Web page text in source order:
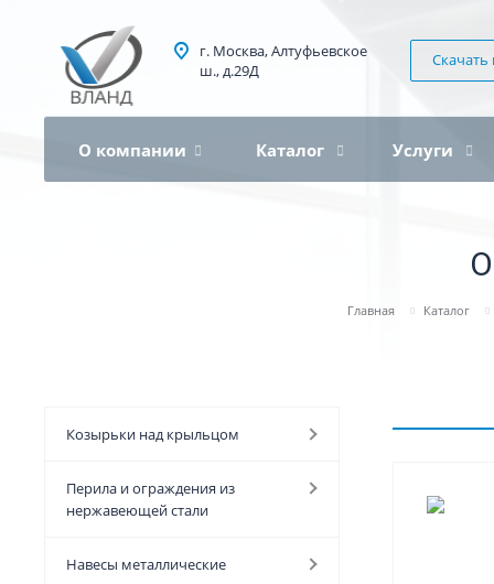
г. Москва, Алтуфьевское
ш., д.29Д
Скачать
О компании Каталог Услуги
Главная Каталог
Козырьки над крыльцом
Перила и ограждения из
нержавеющей стали
Навесы металлические